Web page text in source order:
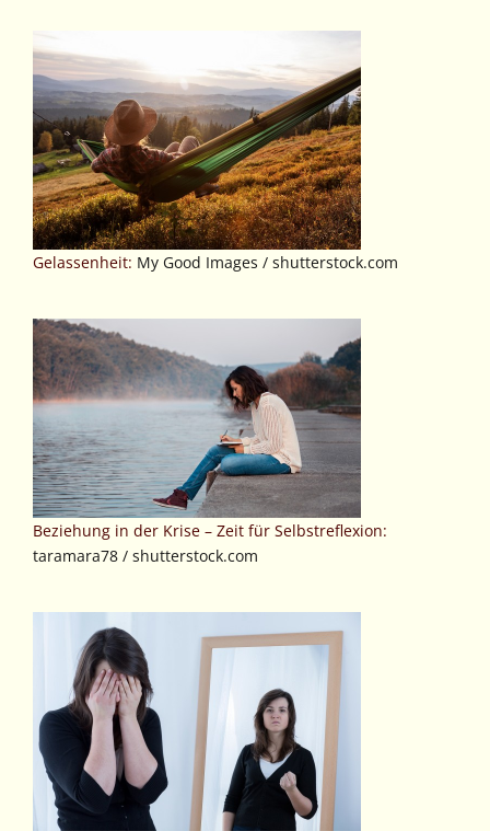
Gelassenheit: My Good Images / shutterstock.com
Beziehung in der Krise – Zeit für Selbstreflexion:
taramara78 / shutterstock.com